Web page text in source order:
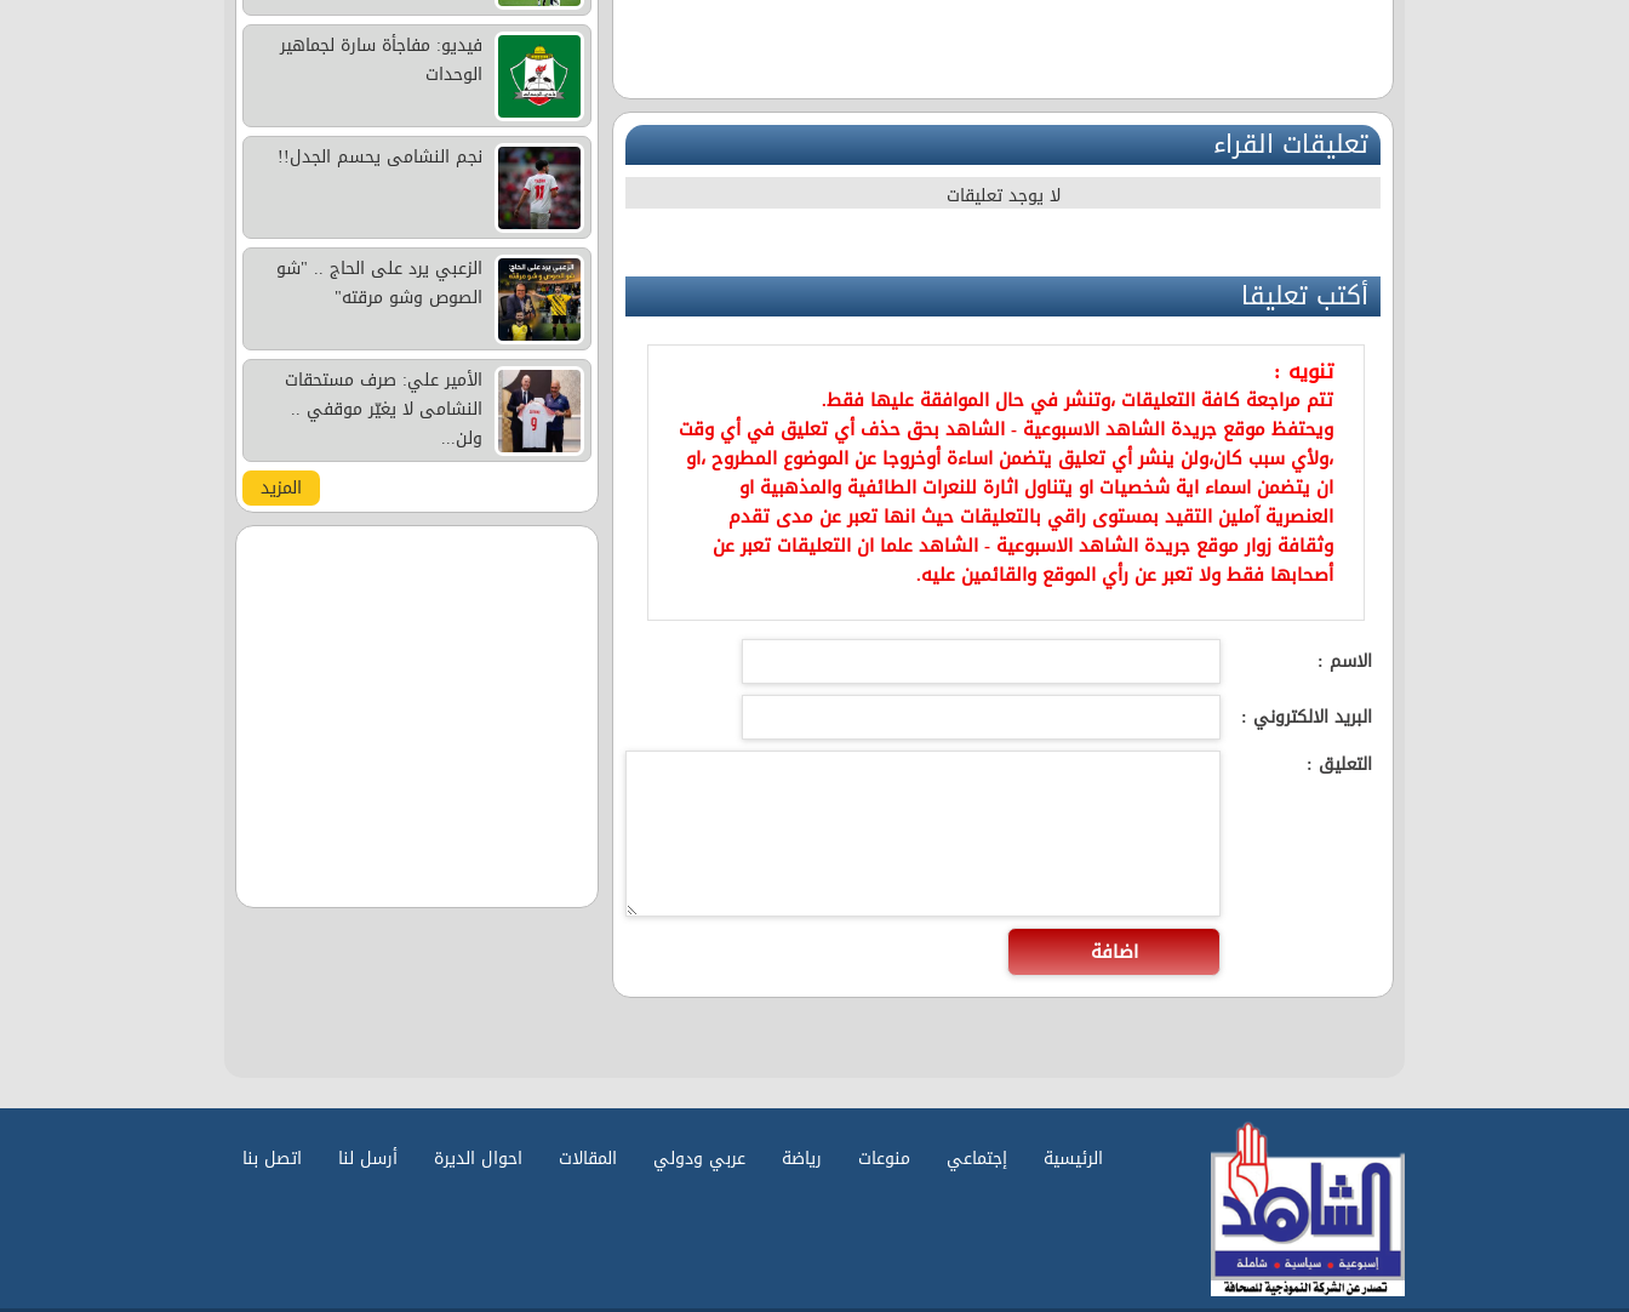
تعليقات القراء
لا يوجد تعليقات
أكتب تعليقا
تنويه :
تتم مراجعة كافة التعليقات ،وتنشر في حال الموافقة عليها فقط.
ويحتفظ موقع جريدة الشاهد الاسبوعية - الشاهد بحق حذف أي تعليق في أي وقت
،ولأي سبب كان،ولن ينشر أي تعليق يتضمن اساءة أوخروجا عن الموضوع المطروح ،او
ان يتضمن اسماء اية شخصيات او يتناول اثارة للنعرات الطائفية والمذهبية او
العنصرية آملين التقيد بمستوى راقي بالتعليقات حيث انها تعبر عن مدى تقدم
وثقافة زوار موقع جريدة الشاهد الاسبوعية - الشاهد علما ان التعليقات تعبر عن
أصحابها فقط ولا تعبر عن رأي الموقع والقائمين عليه.
الاسم :
البريد الالكتروني :
التعليق :
اضافة
فيديو: مفاجأة سارة لجماهير
الوحدات
نجم النشامى يحسم الجدل!!
الزعبي يرد على الحاج .. "شو
الصوص وشو مرقته"
الأمير علي: صرف مستحقات
النشامى لا يغيّر موقفي ..
ولن...
المزيد
الرئيسية إجتماعي منوعات رياضة عربي ودولي المقالات احوال الديرة أرسل لنا اتصل بنا